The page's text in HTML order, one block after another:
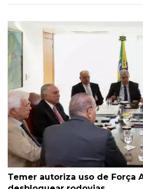
Temer autoriza uso de Força